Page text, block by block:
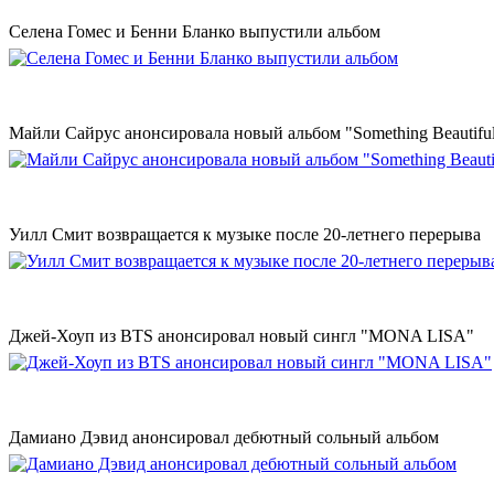
Селена Гомес и Бенни Бланко выпустили альбом
Майли Сайрус анонсировала новый альбом "Something
Уилл Смит возвращается к музыке после 20-летнего перерыва
Джей-Хоуп из BTS анонсировал новый сингл "MONA LISA"
Дамиано Дэвид анонсировал дебютный сольный альбом